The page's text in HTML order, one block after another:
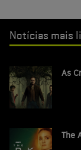
Notícias mais
As
The